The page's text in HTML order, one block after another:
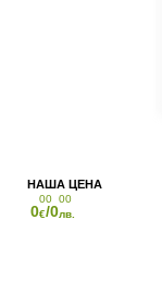
0
00
€/0
00
лв.